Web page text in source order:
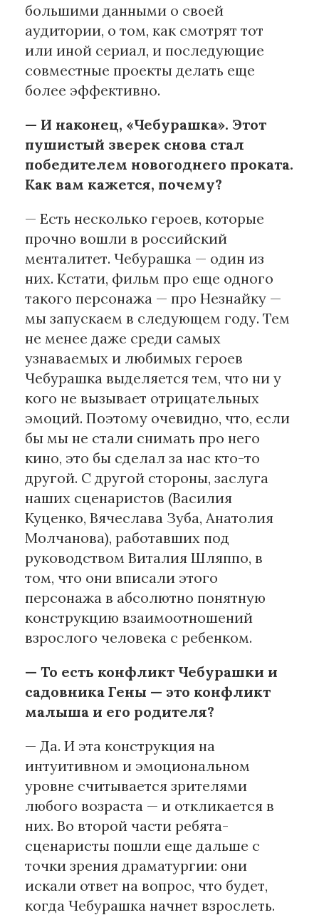
большими данными о своей
аудитории, о том, как смотрят тот
или иной сериал, и последующие
совместные проекты делать еще
более эффективно.
— И наконец, «Чебурашка». Этот
пушистый зверек снова стал
победителем новогоднего проката.
Как вам кажется, почему?
— Есть несколько героев, которые
прочно вошли в российский
менталитет. Чебурашка — один из
них. Кстати, фильм про еще одного
такого персонажа — про Незнайку —
мы запускаем в следующем году. Тем
не менее даже среди самых
узнаваемых и любимых героев
Чебурашка выделяется тем, что ни у
кого не вызывает отрицательных
эмоций. Поэтому очевидно, что, если
бы мы не стали снимать про него
кино, это бы сделал за нас кто-то
другой. С другой стороны, заслуга
наших сценаристов (Василия
Куценко, Вячеслава Зуба, Анатолия
Молчанова), работавших под
руководством Виталия Шляппо, в
том, что они вписали этого
персонажа в абсолютно понятную
конструкцию взаимоотношений
взрослого человека с ребенком.
— То есть конфликт Чебурашки и
садовника Гены — это конфликт
малыша и его родителя?
— Да. И эта конструкция на
интуитивном и эмоциональном
уровне считывается зрителями
любого возраста — и откликается в
них. Во второй части ребята-
сценаристы пошли еще дальше с
точки зрения драматургии: они
искали ответ на вопрос, что будет,
когда Чебурашка начнет взрослеть.